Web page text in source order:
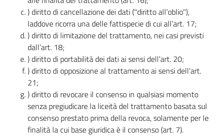
) diritto di cancellazione dei dati ("diritto all’oblio"),
laddove ricorra una delle fattispecie di cui all’art. 17;
) diritto di limitazione del trattamento, nei casi previsti
dall’art. 18;
) diritto di portabilità dei dati ai sensi dell’art. 20;
) diritto di opposizione al trattamento ai sensi dell’art.
21;
) diritto di revocare il consenso in qualsiasi momento
senza pregiudicare la liceità del trattamento basata sul
consenso prestato prima della revoca, solamente per le
finalità la cui base giuridica è il consenso (art. 7).